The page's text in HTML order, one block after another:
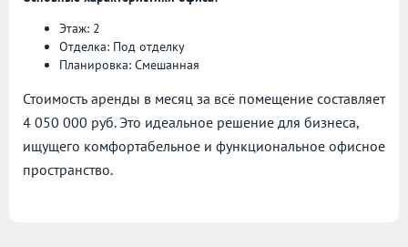
Этаж: 2
Отделка: Под отделку
Планировка: Смешанная
Стоимость аренды в месяц за всё помещение составляет
4 050 000 руб. Это идеальное решение для бизнеса,
ищущего комфортабельное и функциональное офисное
пространство.